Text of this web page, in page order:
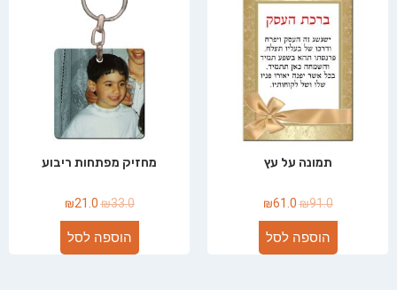
תמונה על עץ
₪91.0
₪61.0
הוספה לסל
מחזיק מפתחות ריבוע
₪33.0
₪21.0
הוספה לסל